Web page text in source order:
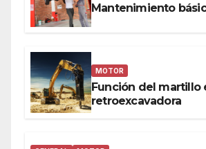
Mantenimiento
MOTOR
Función del martillo
retroexcavadora